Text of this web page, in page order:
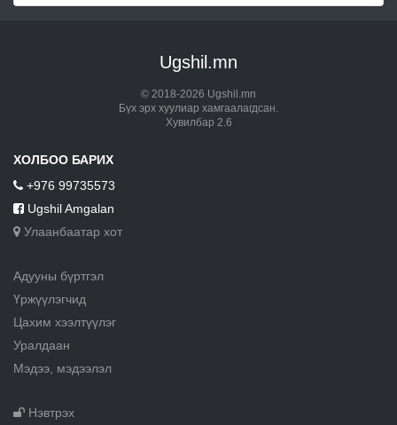
Ugshil.mn
© 2018-2026 Ugshil.mn
Бүх эрх хуулиар хамгаалагдсан.
Хувилбар 2.6
ХОЛБОО БАРИХ
+976 99735573
Ugshil Amgalan
Улаанбаатар хот
Адууны бүртгэл
Үржүүлэгчид
Цахим хээлтүүлэг
Уралдаан
Мэдээ, мэдээлэл
Нэвтрэх